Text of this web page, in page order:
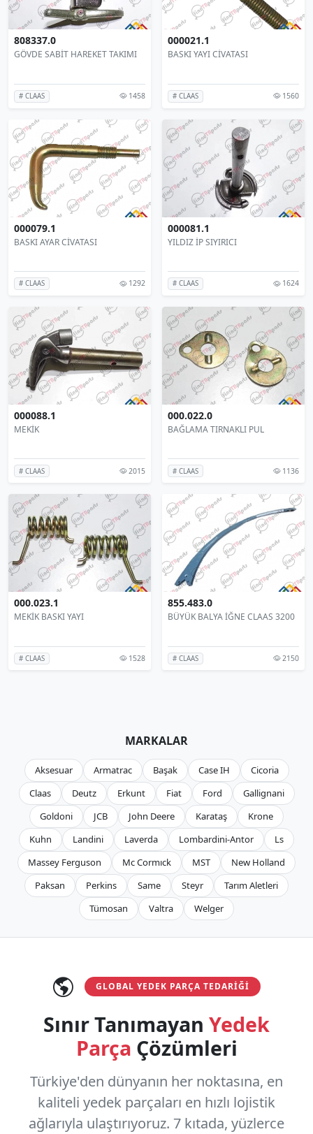
808337.0
GÖVDE SABİT HAREKET TAKIMI
# CLAAS 1458
000021.1
BASKI YAYI CİVATASI
# CLAAS 1560
000079.1
BASKI AYAR CİVATASI
# CLAAS 1292
000081.1
YILDIZ İP SIYIRICI
# CLAAS 1624
000088.1
MEKİK
# CLAAS 2015
000.022.0
BAĞLAMA TIRNAKLI PUL
# CLAAS 1136
000.023.1
MEKİK BASKI YAYI
# CLAAS 1528
855.483.0
BÜYÜK BALYA İĞNE CLAAS 3200
# CLAAS 2150
MARKALAR
Aksesuar Armatrac Başak Case IH
Cicoria
Claas
Deutz Erkunt Fiat Ford
Gallignani
Goldoni
JCB John Deere Karataş
Krone
Kuhn
Landini Laverda Lombardini-Antor
Ls
Massey Ferguson
Mc Cormıck MST
New Holland
Paksan
Perkins Same Steyr
Tarım Aletleri
Tümosan
Valtra Welger
GLOBAL YEDEK PARÇA TEDARIĞI
Sınır Tanımayan Yedek
Parça Çözümleri
Türkiye'den dünyanın her noktasına, en
kaliteli yedek parçaları en hızlı lojistik
ağlarıyla ulaştırıyoruz. 7 kıtada, yüzlerce